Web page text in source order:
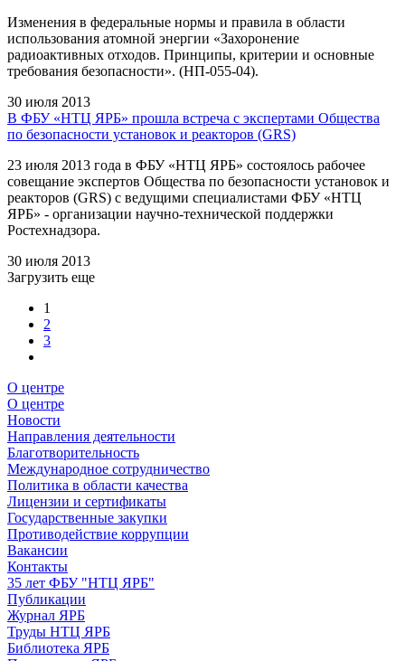
Изменения в федеральные нормы и правила в области
использования атомной энергии «Захоронение
радиоактивных отходов. Принципы, критерии и основные
требования безопасности». (НП-055-04).
30 июля 2013
В ФБУ «НТЦ ЯРБ» прошла встреча с экспертами Общества
по безопасности установок и реакторов (GRS)
23 июля 2013 года в ФБУ «НТЦ ЯРБ» состоялось рабочее
совещание экспертов Общества по безопасности установок и
реакторов (GRS) с ведущими специалистами ФБУ «НТЦ
ЯРБ» - организации научно-технической поддержки
Ростехнадзора.
30 июля 2013
Загрузить еще
1
2
3
О центре
О центре
Новости
Направления деятельности
Благотворительность
Международное сотрудничество
Политика в области качества
Лицензии и сертификаты
Государственные закупки
Противодействие коррупции
Вакансии
Контакты
35 лет ФБУ "НТЦ ЯРБ"
Публикации
Журнал ЯРБ
Труды НТЦ ЯРБ
Библиотека ЯРБ